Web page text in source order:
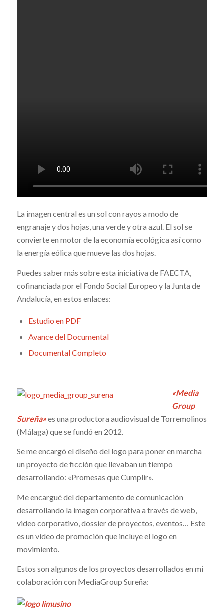
La imagen central es un sol con rayos a modo de
engranaje y dos hojas, una verde y otra azul. El sol se
convierte en motor de la economía ecológica así como
la energía eólica que mueve las dos hojas.
Puedes saber más sobre esta iniciativa de FAECTA,
cofinanciada por el Fondo Social Europeo y la Junta de
Andalucía, en estos enlaces:
Estudio en PDF
Avance del Documental
Documental Completo
«Media
Group
Sureña»es una productora audiovisual de Torremolinos
(Málaga) que se fundó en 2012.
Se me encargó el diseño del logo para poner en marcha
un proyecto de ficción que llevaban un tiempo
desarrollando: «Promesas que Cumplir».
Me encargué del departamento de comunicación
desarrollando la imagen corporativa a través de web,
video corporativo, dossier de proyectos, eventos… Este
es un vídeo de promoción que incluye el logo en
movimiento.
Estos son algunos de los proyectos desarrollados en mi
colaboración con MediaGroup Sureña: